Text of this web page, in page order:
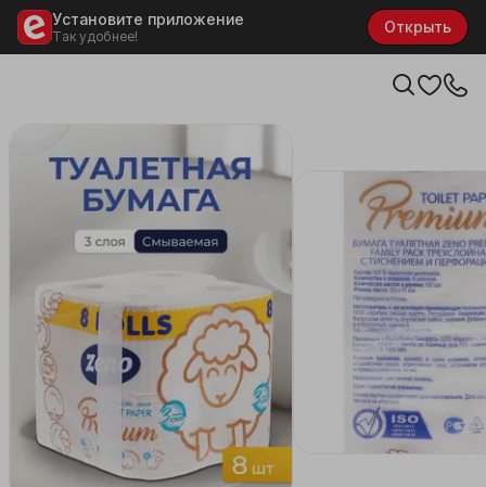
Установите приложение
Так удобнее!
Открыть